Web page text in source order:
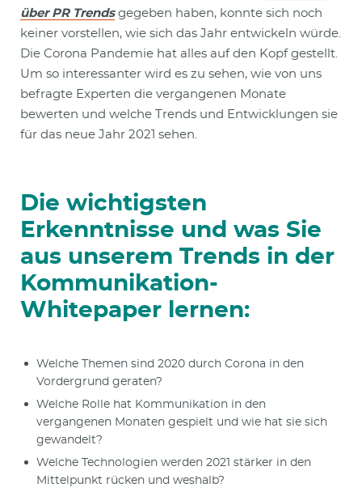
über PR Trendsgegeben haben, konnte sich noch
keiner vorstellen, wie sich das Jahr entwickeln würde.
Die Corona Pandemie hat alles auf den Kopf gestellt.
Um so interessanter wird es zu sehen, wie von uns
befragte Experten die vergangenen Monate
bewerten und welche Trends und Entwicklungen sie
für das neue Jahr 2021 sehen.
Die wichtigsten
Erkenntnisse und was Sie
aus unserem Trends in der
Kommunikation-
Whitepaper lernen:
Welche Themen sind 2020 durch Corona in den
Vordergrund geraten?
Welche Rolle hat Kommunikation in den
vergangenen Monaten gespielt und wie hat sie sich
gewandelt?
Welche Technologien werden 2021 stärker in den
Mittelpunkt rücken und weshalb?